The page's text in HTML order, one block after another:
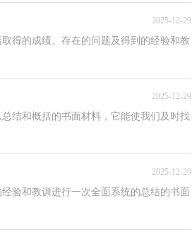
2025-12-29
得的成绩、存在的问题及得到的经验和教
2025-12-29
结和概括的书面材料，它能使我们及时找
2025-12-29
验和教训进行一次全面系统的总结的书面